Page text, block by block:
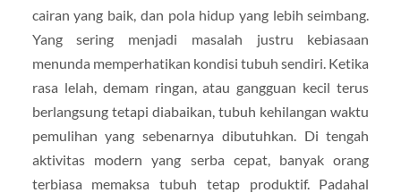
cairan yang baik, dan pola hidup yang lebih seimbang.
Yang sering menjadi masalah justru kebiasaan
menunda memperhatikan kondisi tubuh sendiri. Ketika
rasa lelah, demam ringan, atau gangguan kecil terus
berlangsung tetapi diabaikan, tubuh kehilangan waktu
pemulihan yang sebenarnya dibutuhkan. Di tengah
aktivitas modern yang serba cepat, banyak orang
terbiasa memaksa tubuh tetap produktif. Padahal